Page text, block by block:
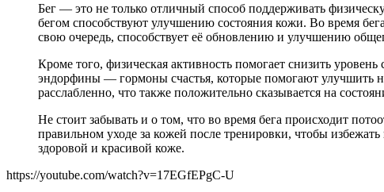
Бег — это не только отличный способ поддерживать
бегом способствуют улучшению состояния кожи. Во время
свою очередь, способствует её обновлению и улучшению
Кроме того, физическая активность помогает снизить
эндорфины — гормоны счастья, которые помогают улучшить
расслабленно, что также положительно сказывается на
Не стоит забывать и о том, что во время бега происходит
правильном уходе за кожей после тренировки, чтобы
здоровой и красивой коже.
https://youtube.com/watch?v=17EGfEPgC-U